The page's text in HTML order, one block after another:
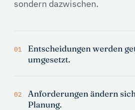
sondern dazwischen.
01
Entscheidungen werden
umgesetzt.
02
Anforderungen ändern
Planung.